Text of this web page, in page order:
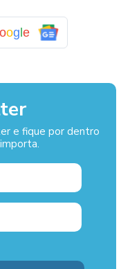
oog e
e fique por dentro